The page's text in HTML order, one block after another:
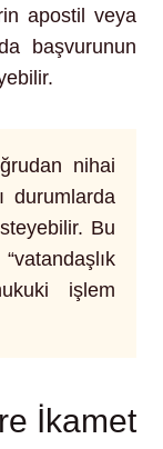
apostil veya
başvurunun
nihai
durumlarda
Bu
işlem
İkamet